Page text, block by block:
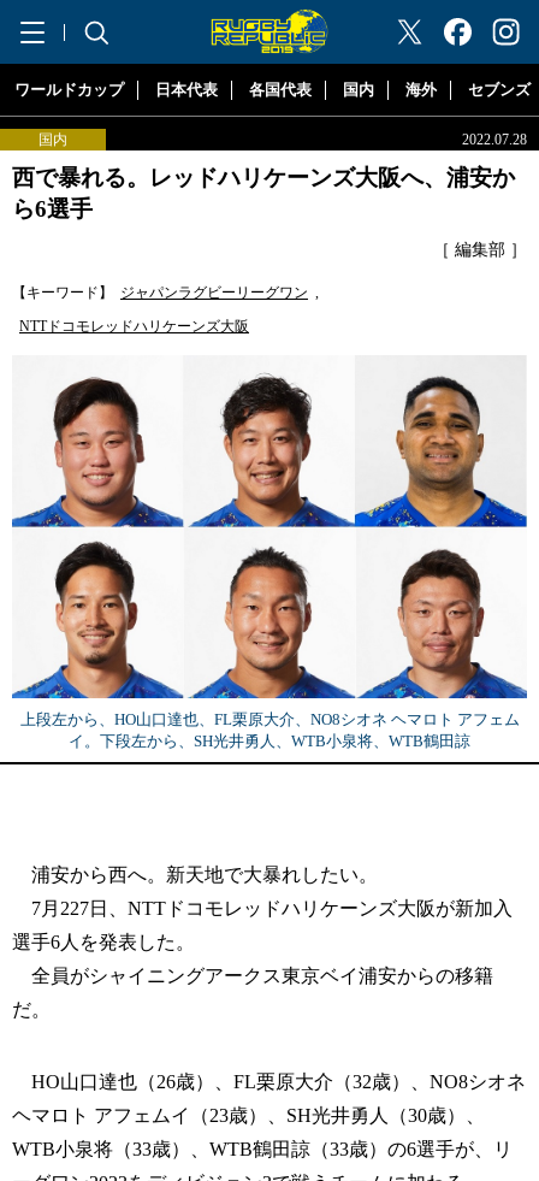
"ラグビーリパブリック"
ワールドカップ 日本代表 各国代表 国内 海外 セブンズ
国内 2022.07.28
西で暴れる。レッドハリケーンズ大阪へ、浦安か
ら6選手
［ 編集部 ］
【キーワード】 ジャパンラグビーリーグワン ,
NTTドコモレッドハリケーンズ大阪
上段左から、HO山口達也、FL栗原大介、NO8シオネ ヘマロト アフェム
イ。下段左から、SH光井勇人、WTB小泉将、WTB鶴田諒
浦安から西へ。新天地で大暴れしたい。
7月227日、NTTドコモレッドハリケーンズ大阪が新加入
選手6人を発表した。
全員がシャイニングアークス東京ベイ浦安からの移籍
だ。
HO山口達也（26歳）、FL栗原大介（32歳）、NO8シオネ
ヘマロト アフェムイ（23歳）、SH光井勇人（30歳）、
WTB小泉将（33歳）、WTB鶴田諒（33歳）の6選手が、リ